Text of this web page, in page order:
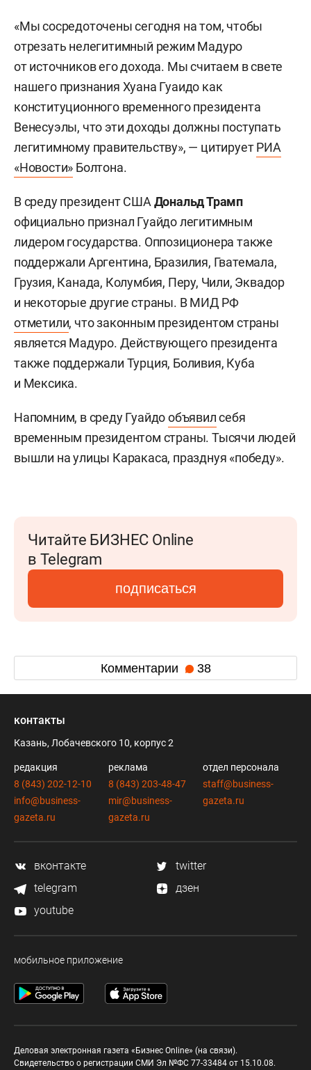
«Мы сосредоточены сегодня на том, чтобы
отрезать нелегитимный режим Мадуро
от источников его дохода. Мы считаем в свете
нашего признания Хуана Гуаидо как
конституционного временного президента
Венесуэлы, что эти доходы должны поступать
легитимному правительству», — цитируетРИА
«Новости» Болтона.
В среду президент США Дональд Трамп
официально признал Гуайдо легитимным
лидером государства. Оппозиционера также
поддержали Аргентина, Бразилия, Гватемала,
Грузия, Канада, Колумбия, Перу, Чили, Эквадор
и некоторые другие страны. В МИД РФ
отметили, что законным президентом страны
является Мадуро. Действующего президента
также поддержали Турция, Боливия, Куба
и Мексика.
Напомним, в среду Гуайдообъявилсебя
временным президентом страны. Тысячи людей
вышли на улицы Каракаса, празднуя «победу».
Читайте БИЗНЕС Online
в Telegram
подписаться
Комментарии 38
контакты
Казань, Лобачевского 10, корпус 2
редакция
8 (843) 202-12-10
info@business-
gazeta.ru
реклама
8 (843) 203-48-47
mir@business-
gazeta.ru
отдел персонала
staff@business-
gazeta.ru
вконтакте
twitter
telegram
дзен
youtube
мобильное приложение
Деловая электронная газета «Бизнес Online» (на связи).
Свидетельство о регистрации СМИ Эл №ФС 77-33484 от 15.10.08.